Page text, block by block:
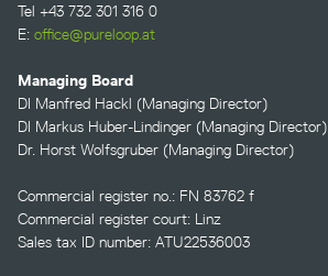
Tel +43 732 301 316 0
E: office@pureloop.at
Managing Board
DI Manfred Hackl (Managing Director)
DI Markus Huber-Lindinger (Managing Director)
Dr. Horst Wolfsgruber (Managing Director)
Commercial register no.: FN 83762 f
Commercial register court: Linz
Sales tax ID number: ATU22536003